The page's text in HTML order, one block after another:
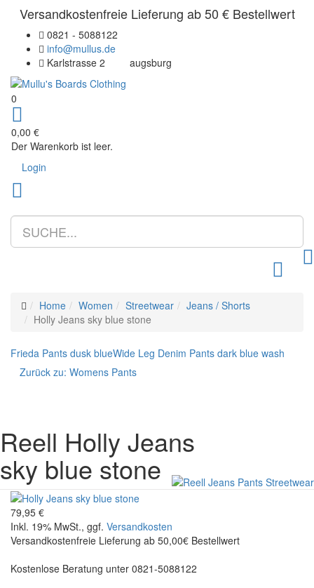
Versandkostenfreie Lieferung ab 50 € Bestellwert
0821 - 5088122
info@mullus.de
Karlstrasse 2
augsburg
0
0,00 €
Der Warenkorb ist leer.
Login
Toggle
Home Women Streetwear
Jeans / Shorts
Holly Jeans sky blue stone
Frieda Pants dusk blueWide Leg Denim Pants dark blue wash
Zurück zu: Womens Pants
Reell Holly Jeans
sky blue stone
79,95 €
Inkl. 19% MwSt., ggf. Versandkosten
Versandkostenfreie Lieferung ab 50,00€ Bestellwert
Kostenlose Beratung unter 0821-5088122